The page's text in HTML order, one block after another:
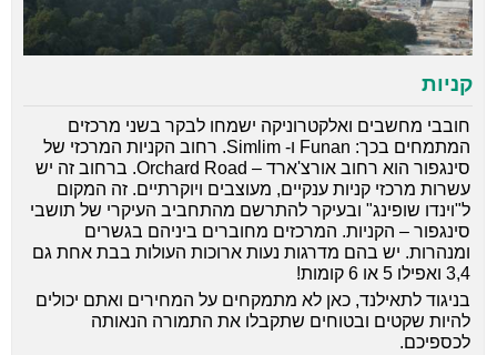
קניות
חובבי מחשבים ואלקטרוניקה ישמחו לבקר בשני מרכזים
המתמחים בכך: Funan ו- Simlim. רחוב הקניות המרכזי של
סינגפור הוא רחוב אורצ'ארד – Orchard Road. ברחוב זה יש
עשרות מרכזי קניות ענקיים, מעוצבים ויוקרתיים. זה המקום
ל"וינדו שופינג" ובעיקר להתרשם מהתחביב העיקרי של תושבי
סינגפור – הקניות. המרכזים מחוברים ביניהם בגשרים
ומנהרות. יש בהם מדרגות נעות ארוכות העולות בבת אחת גם
3,4 ואפילו 5 או 6 קומות!
בניגוד לתאילנד, כאן לא מתמקחים על המחירים ואתם יכולים
להיות שקטים ובטוחים שתקבלו את התמורה הנאותה
לכספיכם.